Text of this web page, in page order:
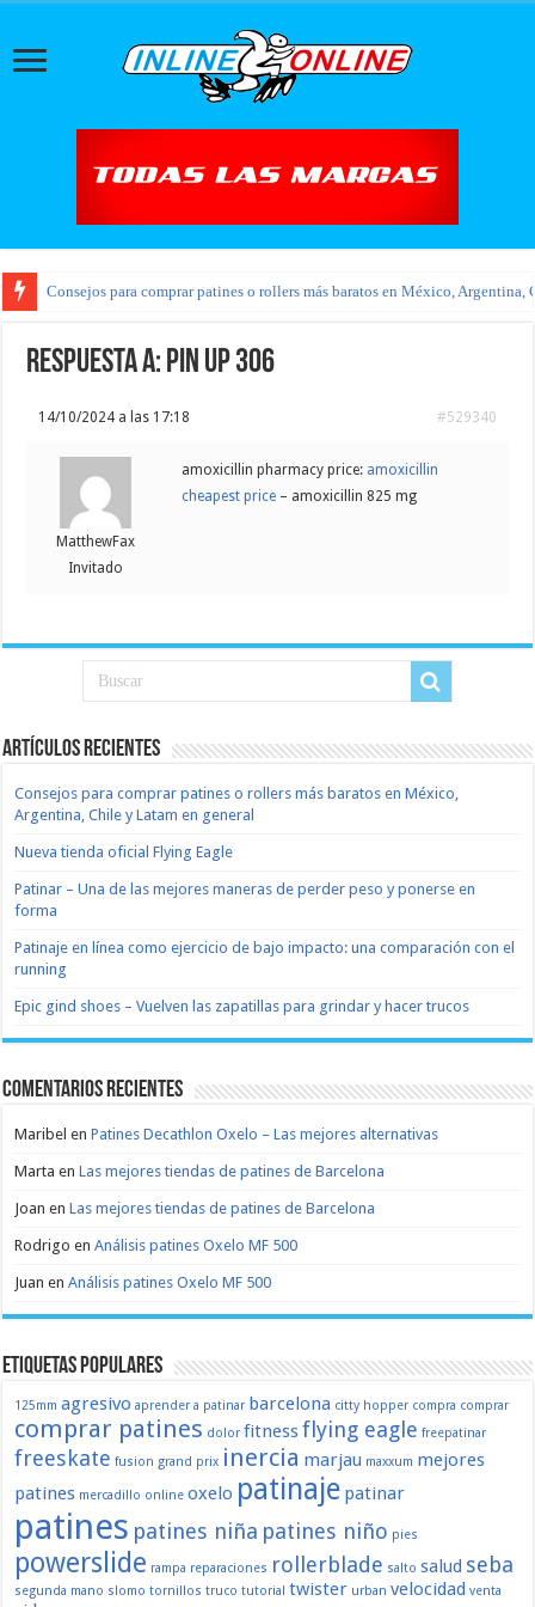
Consejos para comprar patines o rollers más baratos en México, Argentina,
Respuesta a: pin up 306
14/10/2024 a las 17:18 #529340
MatthewFax
Invitado
amoxicillin pharmacy price: amoxicillin
cheapest price – amoxicillin 825 mg
Artículos recientes
Consejos para comprar patines o rollers más baratos en México,
Argentina, Chile y Latam en general
Nueva tienda oficial Flying Eagle
Patinar – Una de las mejores maneras de perder peso y ponerse en
forma
Patinaje en línea como ejercicio de bajo impacto: una comparación con el
running
Epic gind shoes – Vuelven las zapatillas para grindar y hacer trucos
Comentarios recientes
Maribel enPatines Decathlon Oxelo – Las mejores alternativas
Marta enLas mejores tiendas de patines de Barcelona
Joan enLas mejores tiendas de patines de Barcelona
Rodrigo enAnálisis patines Oxelo MF 500
Juan enAnálisis patines Oxelo MF 500
Etiquetas populares
125mm agresivo aprender a patinar barcelona citty hopper compra comprar
comprar patines dolor fitnessflying eagle freepatinar
freeskate fusion grand prix inercia marjau maxxum mejores
patines mercadillo online oxelo patinaje patinar
patines patines niña patines niño pies
powerslide rampa reparaciones rollerblade salto salud seba
segunda mano slomo tornillos truco tutorial twister urban velocidad venta